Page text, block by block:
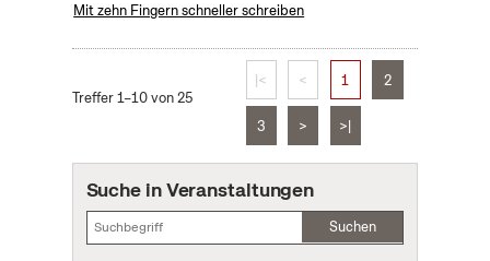
Mit zehn Fingern schneller schreiben
Treffer 1–10 von 25
|< < 1 2
3 > >|
Suche in Veranstaltungen
Suchen